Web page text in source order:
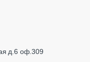
д.6 оф.309